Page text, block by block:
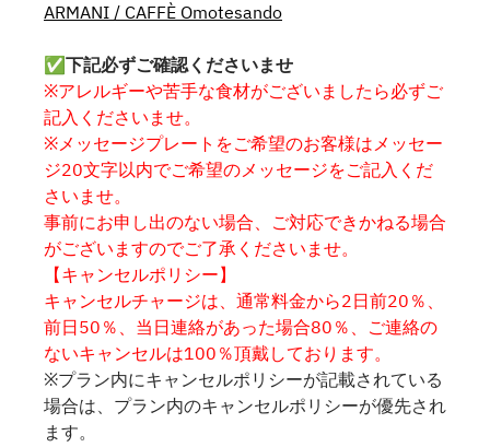
ARMANI / CAFFÈ Omotesando
✅下記必ずご確認くださいませ
※アレルギーや苦手な食材がございましたら必ずご
記入くださいませ。
※メッセージプレートをご希望のお客様はメッセー
ジ20文字以内でご希望のメッセージをご記入くだ
さいませ。
事前にお申し出のない場合、ご対応できかねる場合
がございますのでご了承くださいませ。
【キャンセルポリシー】
キャンセルチャージは、通常料金から2日前20％、
前日50％、当日連絡があった場合80％、ご連絡の
ないキャンセルは100％頂戴しております。
※プラン内にキャンセルポリシーが記載されている
場合は、プラン内のキャンセルポリシーが優先され
ます。